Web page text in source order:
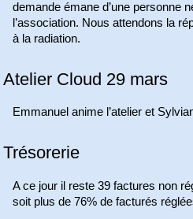
demande émane d’une personne
l’association. Nous attendons la
à la radiation.
Atelier Cloud 29 mars
Emmanuel anime l’atelier et
Trésorerie
A ce jour il reste 39 factures non
soit plus de 76% de facturés